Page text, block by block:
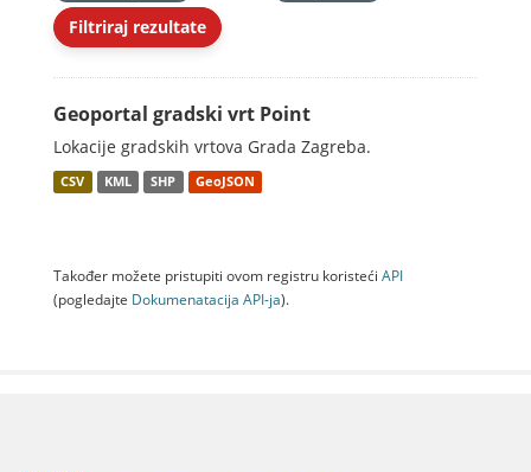
Filtriraj rezultate
Geoportal gradski vrt Point
Lokacije gradskih vrtova Grada Zagreba.
CSV KML SHP GeoJSON
Također možete pristupiti ovom registru koristeći API
(pogledajte Dokumenаtаcijа API-jа).